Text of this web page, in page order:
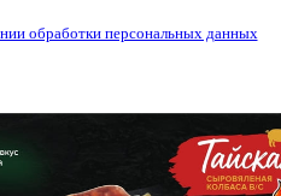
обработки персональных данных